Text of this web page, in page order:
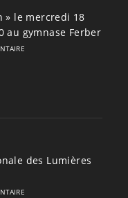
» le mercredi 18
au gymnase Ferber
des Lumières